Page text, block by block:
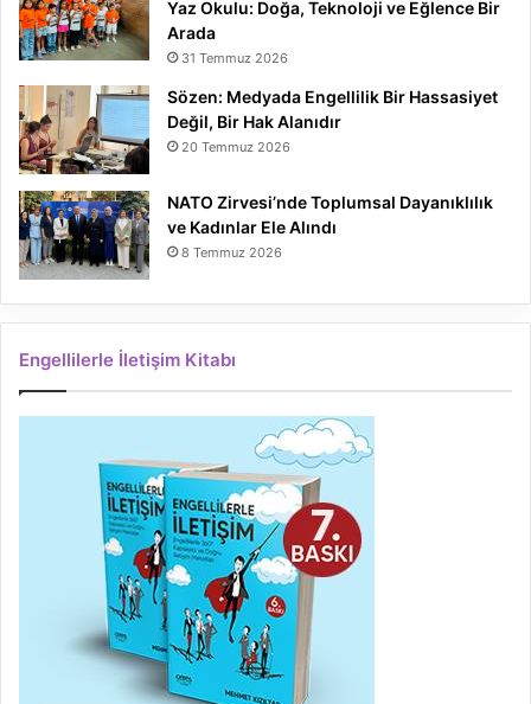
Yaz Okulu: Doğa, Teknoloji ve Eğlence Bir
Arada
31 Temmuz 2026
Sözen: Medyada Engellilik Bir Hassasiyet
Değil, Bir Hak Alanıdır
20 Temmuz 2026
NATO Zirvesi’nde Toplumsal Dayanıklılık
ve Kadınlar Ele Alındı
8 Temmuz 2026
Engellilerle İletişim Kitabı